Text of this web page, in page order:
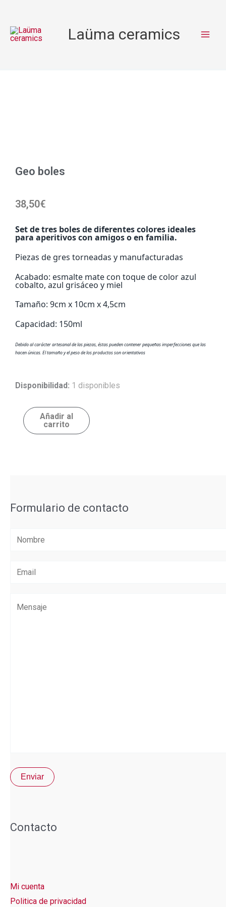
contenido
Laüma ceramics
Geo boles
38,50€
Set de tres boles de diferentes colores ideales
para aperitivos con amigos o en familia.
Piezas de gres torneadas y manufacturadas
Acabado: esmalte mate con toque de color azul
cobalto, azul grisáceo y miel
Tamaño: 9cm x 10cm x 4,5cm
Capacidad: 150ml
Debido al carácter artesanal de las piezas, éstas pueden contener pequeñas imperfecciones que las
hacen únicas. El tamaño y el peso de los productos son orientativos
Disponibilidad: 1 disponibles
Geo
cantidadAñadir al
carrito
Formulario de contacto
Contacto
Mi cuenta
Politica de privacidad